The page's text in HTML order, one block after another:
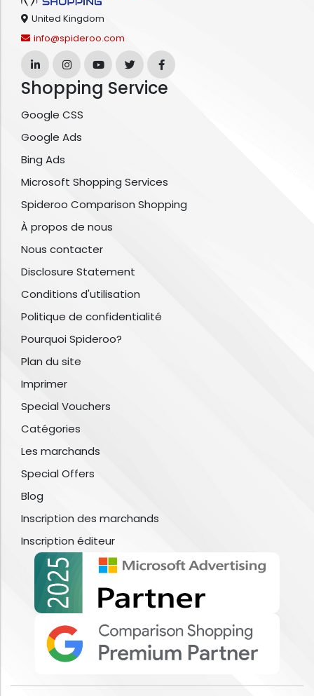
United Kingdom
info@spideroo.com
Shopping Service
Google CSS
Google Ads
Bing Ads
Microsoft Shopping Services
Spideroo Comparison Shopping
À propos de nous
Nous contacter
Disclosure Statement
Conditions d'utilisation
Politique de confidentialité
Pourquoi Spideroo?
Plan du site
Imprimer
Special Vouchers
Catégories
Les marchands
Special Offers
Blog
Inscription des marchands
Inscription éditeur